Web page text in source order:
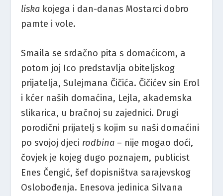
liska kojega i dan-danas Mostarci dobro
pamte i vole.
Smaila se srdačno pita s domaćicom, a
potom joj Ico predstavlja obiteljskog
prijatelja, Sulejmana Čičića. Čičićev sin Erol
i kćer naših domaćina, Lejla, akademska
slikarica, u bračnoj su zajednici. Drugi
porodični prijatelj s kojim su naši domaćini
po svojoj djeci rodbina – nije mogao doći,
čovjek je kojeg dugo poznajem, publicist
Enes Čengić, šef dopisništva sarajevskog
Oslobođenja. Enesova jedinica Silvana